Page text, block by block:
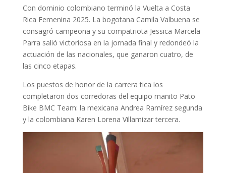
Con dominio colombiano terminó la Vuelta a Costa
Rica Femenina 2025. La bogotana Camila Valbuena se
consagró campeona y su compatriota Jessica Marcela
Parra salió victoriosa en la jornada final y redondeó la
actuación de las nacionales, que ganaron cuatro, de
las cinco etapas.
Los puestos de honor de la carrera tica los
completaron dos corredoras del equipo manito Pato
Bike BMC Team: la mexicana Andrea Ramírez segunda
y la colombiana Karen Lorena Villamizar tercera.